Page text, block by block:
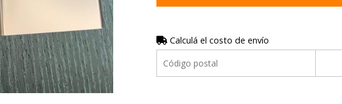
Calculá el costo de envío